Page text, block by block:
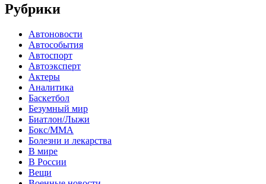
Рубрики
Автоновости
Автособытия
Автоспорт
Автоэксперт
Актеры
Аналитика
Баскетбол
Безумный мир
Биатлон/Лыжи
Бокс/MMA
Болезни и лекарства
В мире
В России
Вещи